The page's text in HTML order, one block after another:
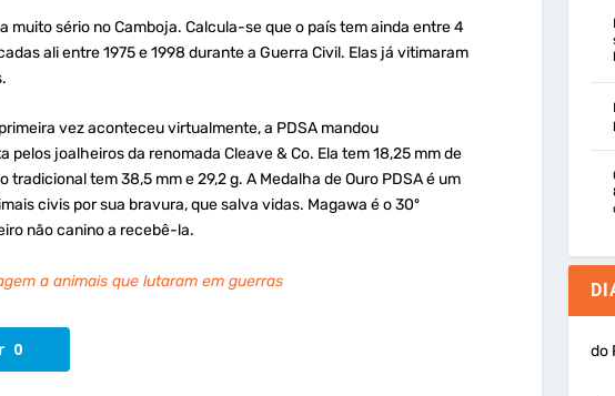
muito sério no Camboja. Calcula-se que o país tem ainda entre 4
ali entre 1975 e 1998 durante a Guerra Civil. Elas já vitimaram
vez aconteceu virtualmente, a PDSA mandou
joalheiros da renomada Cleave & Co. Ela tem 18,25 mm de
tem 38,5 mm e 29,2 g. A Medalha de Ouro PDSA é um
civis por sua bravura, que salva vidas. Magawa é o 30º
não canino a recebê-la.
a animais que lutaram em guerras
0 do